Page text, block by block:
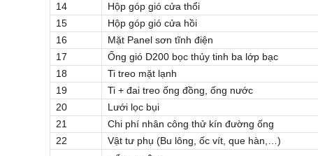
14
Hộp góp gió cửa thổi
15
Hộp góp gió cửa hồi
16
Mặt Panel sơn tĩnh điện
17
Ống gió D200 bọc thủy tinh ba lớp bạc
18
Ti treo mặt lạnh
19
Ti + đai treo ống đồng, ống nước
20
Lưới lọc bụi
21
Chi phí nhân công thử kín đường ống
22
Vật tư phụ (Bu lông, ốc vít, que hàn,…)